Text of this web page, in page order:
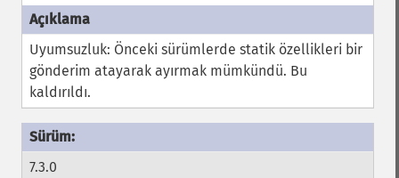
Uyumsuzluk: Önceki sürümlerde statik özellikleri bir
gönderim atayarak ayırmak mümkündü. Bu
kaldırıldı.
7.3.0